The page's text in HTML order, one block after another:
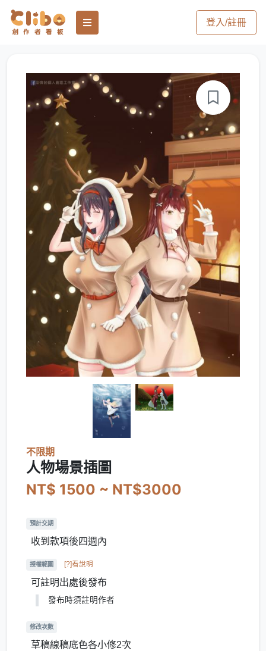
登入/註冊
不限期
人物場景插圖
NT$ 1500 ~ NT$3000
預計交期
收到款項後四週內
授權範圍 [?]看說明
可註明出處後發布
發布時須註明作者
修改次數
草稿線稿底色各小修2次